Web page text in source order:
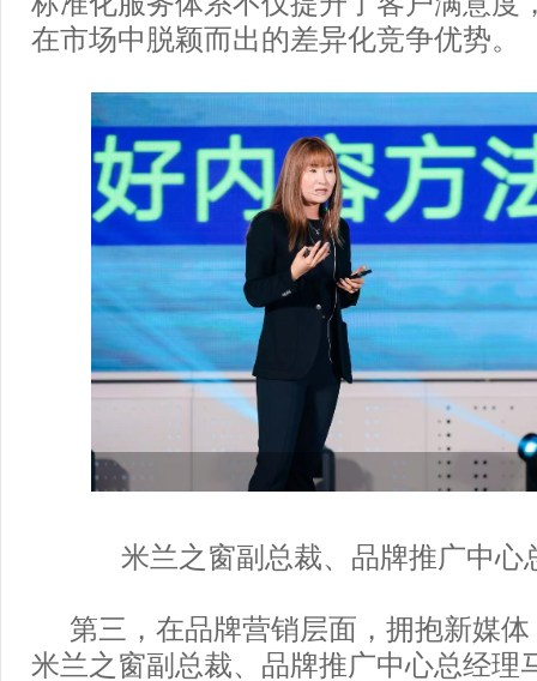
在市场中脱颖而出的差异化竞争优势。
米兰之窗副总裁、品牌推广中心
第三，在品牌营销层面，拥抱新媒
米兰之窗副总裁、品牌推广中心总经理